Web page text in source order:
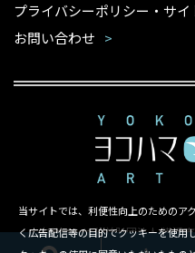
当サイトでは、利便性向上のためのア
く広告配信等の目的でクッキーを使用
プライバシーポリシー・サイ
お問い合わせ
本サイトは公益財団法人 横浜